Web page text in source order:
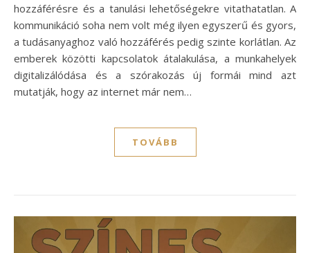
hozzáférésre és a tanulási lehetőségekre vitathatatlan. A
kommunikáció soha nem volt még ilyen egyszerű és gyors,
a tudásanyaghoz való hozzáférés pedig szinte korlátlan. Az
emberek közötti kapcsolatok átalakulása, a munkahelyek
digitalizálódása és a szórakozás új formái mind azt
mutatják, hogy az internet már nem…
TOVÁBB